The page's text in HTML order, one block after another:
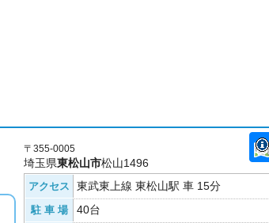
〒355-0005
埼玉県東松山市松山1496
アクセス 東武東上線 東松山駅 車 15分
駐 車 場 40台